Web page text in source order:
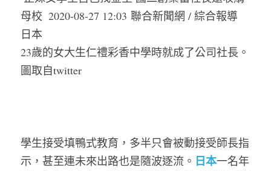
母校 2020-08-27 12:03 聯合新聞網 / 綜合報導
日本
23歲的女大生仁禮彩香中學時就成了公司社長。
圖取自twitter
學生接受填鴨式教育，多半只會被動接受師長指
示，甚至連未來出路也是隨波逐流。 日本一名年